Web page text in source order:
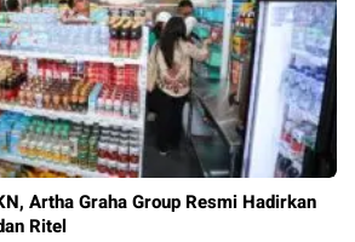
Artha Graha Group Resmi Hadirkan
Ritel